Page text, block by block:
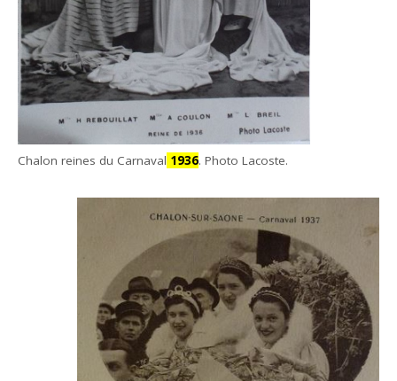
Chalon reines du Carnaval 1936. Photo Lacoste.